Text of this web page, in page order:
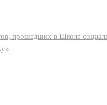
прошедших в Школе